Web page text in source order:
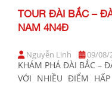
TOUR ĐÀI BẮC –
NAM 4N4Đ
Nguyễn Linh 09/08/
KHÁM PHÁ ĐÀI BẮC –
VỚI NHIỀU ĐIỂM